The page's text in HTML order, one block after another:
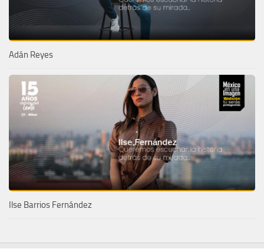
Adán Reyes
Ilse Barrios Fernández